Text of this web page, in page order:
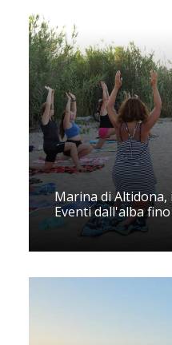
Marina di Altidona,
Eventi dall'alba